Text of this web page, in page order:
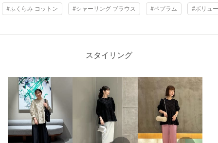
購入サイズ：FREE
｜
購入カラー：BEIGE
入。お品は良い作りで素敵でしたが、私には似合わないタイプ
ーによっては、年齢以上に見えてしまいそうなので、ボドムス
との組み合わせや、アクセサリーが重要になりそうです。
性別：女性
年代：40代前半
身長：160cm
#ふくらみ コットン #シャーリング ブラウス #ペプラム #ボリュ
スタイリング